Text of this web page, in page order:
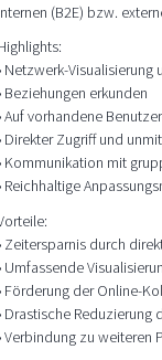
(B2E) bzw.
Netzwerk-Visualisierung
Beziehungen erkunden
Auf vorhandene
Direkter Zugriff und
Kommunikation mit
Reichhaltige
Zeitersparnis durch
Umfassende
Förderung der Online-
Drastische Reduzierung
Verbindung zu weiteren